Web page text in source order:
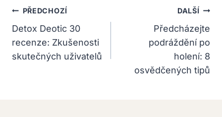
Navigace
Pro
Příspěvek
PŘEDCHOZÍ
Detox Deotic 30
recenze: Zkušenosti
skutečných uživatelů
DALŠÍ
Předcházejte
podráždění po
holení: 8
osvědčených tipů